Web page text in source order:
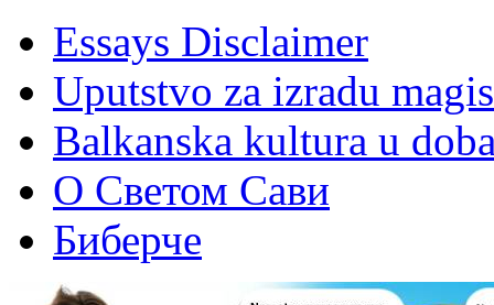
Essays Disclaimer
Uputstvo za izradu
Balkanska kultura u
О Светом Сави
Биберче